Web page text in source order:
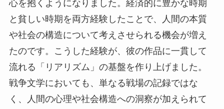
心を抱くようになりました。経済的に豊かな時期
と貧しい時期を両方経験したことで、人間の本質
や社会の構造について考えさせられる機会が増え
たのです。こうした経験が、彼の作品に一貫して
流れる「リアリズム」の基盤を作り上げました。
戦争文学においても、単なる戦場の記録ではな
く、人間の心理や社会構造への洞察が加えられて